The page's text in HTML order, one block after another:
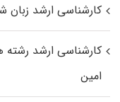
کارشناسی ارشد زبان
کارشناسی ارشد
اﻣﻴﻦ